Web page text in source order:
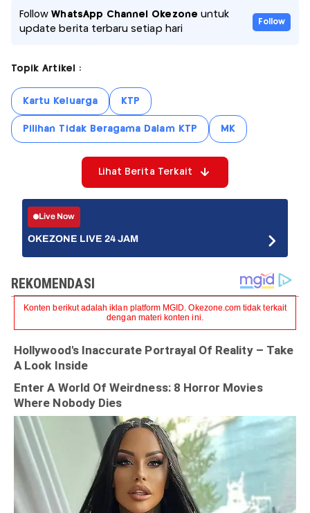
FollowWhatsApp Channel Okezone untuk
update berita terbaru setiap hari
Follow
Topik Artikel :
Kartu Keluarga KTP
Pilihan Tidak Beragama Dalam KTP MK
Lihat Berita Terkait
Live Now
OKEZONE LIVE 24 JAM